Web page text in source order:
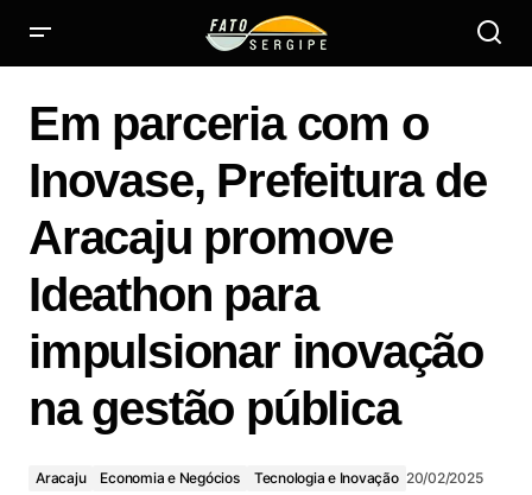
Em parceria com o
Inovase, Prefeitura de
Aracaju promove
Ideathon para
impulsionar inovação
na gestão pública
Aracaju Economia e Negócios Tecnologia e Inovação 20/02/2025